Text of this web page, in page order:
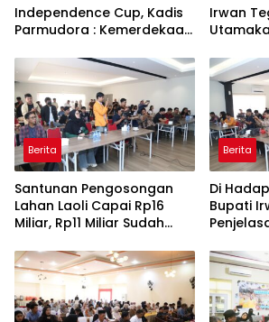
Independence Cup, Kadis
Parmudora : Kemerdekaan
Prestasi
Irwan
Berita
Santunan Pengosongan
Lahan Laoli Capai Rp16
Miliar, Rp11 Miliar Sudah
Berita
Di
Bupati